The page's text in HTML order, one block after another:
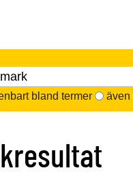
bland termer
även